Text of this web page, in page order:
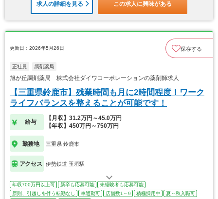
求人の詳細を見る この求人に興味がある
更新日：2026年5月26日 保存する
正社員 調剤薬局
旭が丘調剤薬局 株式会社ダイワコーポレーションの薬剤師求人
【三重県鈴鹿市】残業時間も月に2時間程度！ワーク
ライフバランスを整えることが可能です！
給与
【月収】31.2万円～45.0万円
【年収】450万円～750万円
勤務地 三重県 鈴鹿市
アクセス 伊勢鉄道 玉垣駅
年収700万円以上可 新卒も応募可能
未経験者も応募可能
原則、引越しを伴う転勤なし
車通勤可 店舗数1～9 積極採用中
夏～秋入職可